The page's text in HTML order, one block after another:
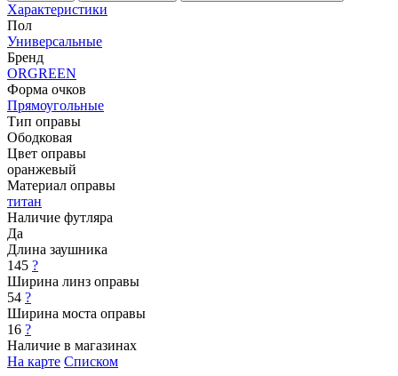
Характеристики
Пол
Универсальные
Бренд
ORGREEN
Форма очков
Прямоугольные
Тип оправы
Ободковая
Цвет оправы
оранжевый
Материал оправы
титан
Наличие футляра
Да
Длина заушника
145 ?
Ширина линз оправы
54 ?
Ширина моста оправы
16 ?
Наличие в магазинах
На карте Списком